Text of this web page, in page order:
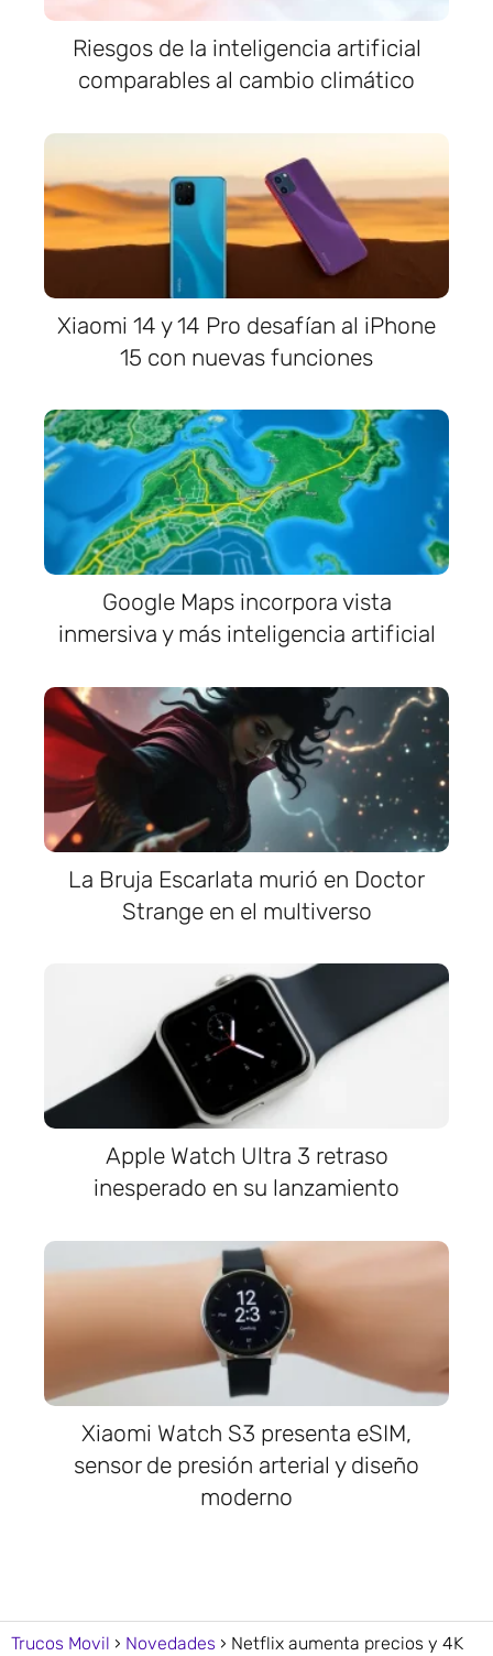
Riesgos de la inteligencia artificial
comparables al cambio climático
Xiaomi 14 y 14 Pro desafían al iPhone
15 con nuevas funciones
Google Maps incorpora vista
inmersiva y más inteligencia artificial
La Bruja Escarlata murió en Doctor
Strange en el multiverso
Apple Watch Ultra 3 retraso
inesperado en su lanzamiento
Xiaomi Watch S3 presenta eSIM,
sensor de presión arterial y diseño
moderno
Trucos Movil Novedades
Netflix aumenta precios y 4K